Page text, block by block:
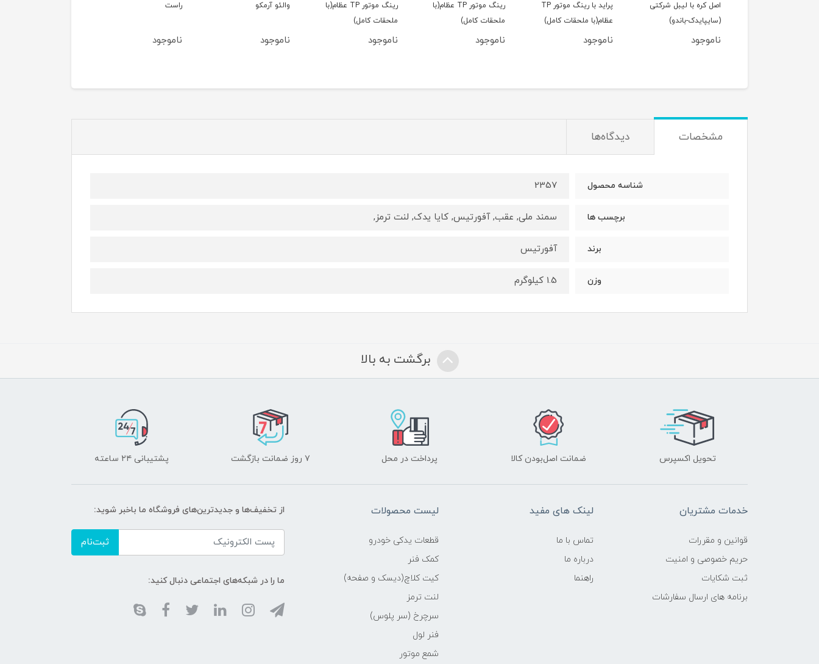
اصل کره با لیبل شرکتی
(سایپایدک-باندو)
ناموجود
پراید با رینگ موتور TP
عظام(با ملحقات کامل)
ناموجود
رینگ موتور TP عظام(با
ملحقات کامل)
ناموجود
رینگ موتور TP عظام(با
ملحقات کامل)
ناموجود
والئو آرمکو
ناموجود
راست
ناموجود
مشخصات دیدگاه‌ها
شناسه محصول 2357
برچسب ها سمند ملی, عقب, آفورتیس, کایا یدک, لنت ترمز,
برند آفورتیس
وزن 1.5 کیلوگرم
برگشت به بالا
تحویل اکسپرس ضمانت اصل‌بودن کالا پرداخت در محل ۷ روز ضمانت بازگشت پشتیبانی ۲۴ ساعته
خدمات مشتریان
قوانین و مقررات
حریم خصوصی و امنیت
ثبت شکایات
برنامه های ارسال سفارشات
لینک های مفید
تماس با ما
درباره ما
راهنما
لیست محصولات
قطعات یدکی خودرو
کمک فنر
کیت کلاچ(دیسک و صفحه)
لنت ترمز
سرچرخ (سر پلوس)
فنر لول
شمع موتور
از تخفیف‌ها و جدیدترین‌های فروشگاه ما باخبر شوید:
ثبت‌نام
ما را در شبکه‌های اجتماعی دنبال کنید: